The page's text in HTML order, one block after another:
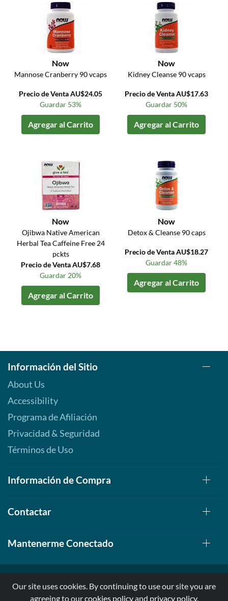
Now
Mannose Cranberry 90 vcaps
Precio de Venta AU$24.05
Guardar 53%
Agregar al Carrito
Now
Kidney Cleanse 90 vcaps
Precio de Venta AU$17.63
Guardar 50%
Agregar al Carrito
Now
Ojibwa Native American
Herbal Tea Caffeine Free 24
pckts
Precio de Venta AU$7.68
Guardar 20%
Agregar al Carrito
Now
Detox & Cleanse 90 caps
Precio de Venta AU$18.27
Guardar 48%
Agregar al Carrito
Información del Sitio
About Us
Accessibility
Programa de Afiliación
Privacidad & Seguridad
Términos de Uso
Información de Compra
Contactar
Mantenerme Conectado
© 1999-2026, AllStarHealth.com | All Rights Reserved
Our site uses cookies. By continuing to use our site you are
agreeing to ourcookies policyand privacy policy.